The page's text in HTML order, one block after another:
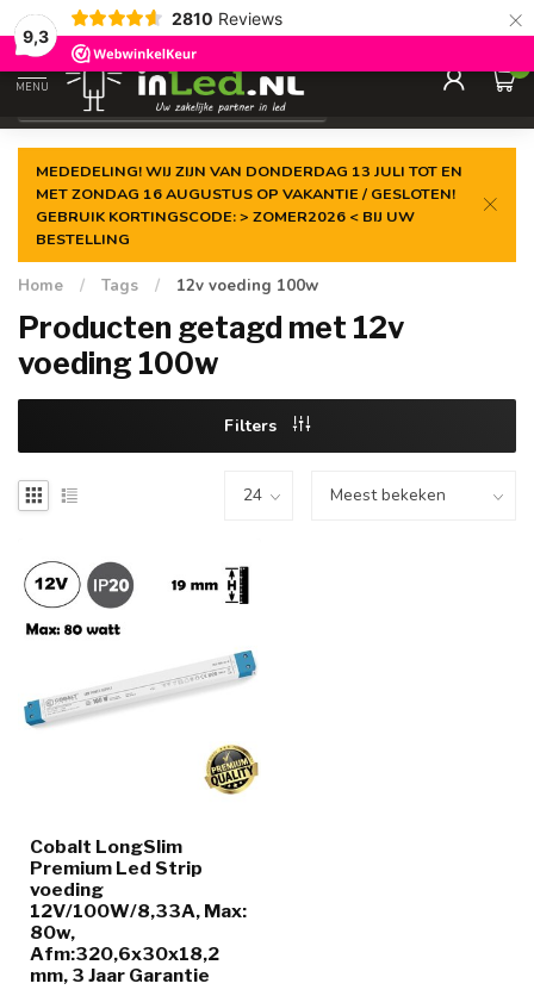
9,3
2810 Reviews ×
Gegarandeerde delaagste prijs
MENU
0
MEDEDELING! WIJ ZIJN VAN DONDERDAG 13 JULI TOT EN
MET ZONDAG 16 AUGUSTUS OP VAKANTIE / GESLOTEN!
GEBRUIK KORTINGSCODE: > ZOMER2026 < BIJ UW
BESTELLING
Home / Tags / 12v voeding 100w
Producten getagd met 12v
voeding 100w
Filters
Cobalt LongSlim
Premium Led Strip
voeding
12V/100W/8,33A, Max:
80w,
Afm:320,6x30x18,2
mm, 3 Jaar Garantie